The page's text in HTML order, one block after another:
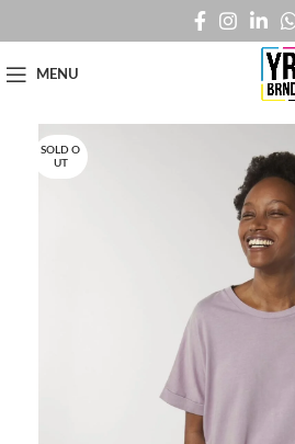
MENU
SOLD O
UT